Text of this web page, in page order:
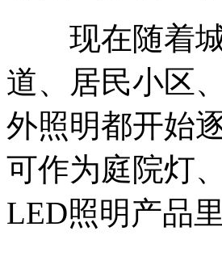
现在随着城
道、居民小区
外照明都开始
可作为庭院灯
LED照明产品